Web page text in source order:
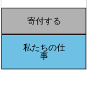
寄付する
私たちの仕
事